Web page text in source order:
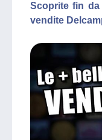
Scoprite fin
vendite